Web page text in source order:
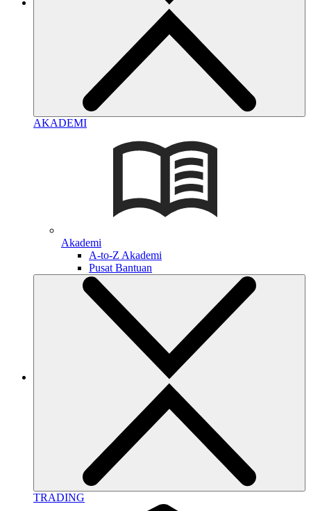
AKADEMI
Akademi
A-to-Z Akademi
Pusat Bantuan
TRADING